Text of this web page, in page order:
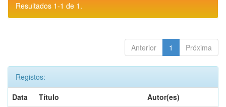
Resultados 1-1 de 1.
Anterior 1 Próxima
Registos:
Data
Título
Autor(es)